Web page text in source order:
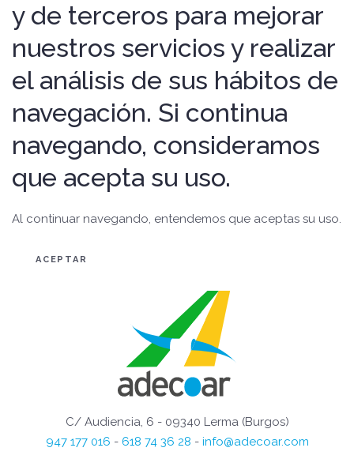
y de terceros para mejorar
nuestros servicios y realizar
el análisis de sus hábitos de
navegación. Si continua
navegando, consideramos
que acepta su uso.
Al continuar navegando, entendemos que aceptas su uso.
ACEPTAR
C/ Audiencia, 6 - 09340 Lerma (Burgos)
947 177 016 - 618 74 36 28 - info@adecoar.com